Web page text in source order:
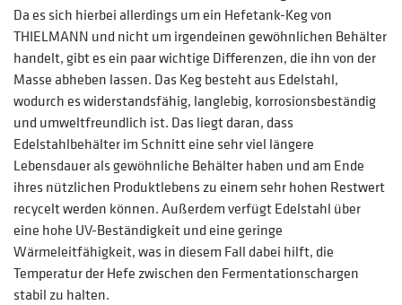
Da es sich hierbei allerdings um ein Hefetank-Keg von
THIELMANN und nicht um irgendeinen gewöhnlichen Behälter
handelt, gibt es ein paar wichtige Differenzen, die ihn von der
Masse abheben lassen. Das Keg besteht aus Edelstahl,
wodurch es widerstandsfähig, langlebig, korrosionsbeständig
und umweltfreundlich ist. Das liegt daran, dass
Edelstahlbehälter im Schnitt eine sehr viel längere
Lebensdauer als gewöhnliche Behälter haben und am Ende
ihres nützlichen Produktlebens zu einem sehr hohen Restwert
recycelt werden können. Außerdem verfügt Edelstahl über
eine hohe UV-Beständigkeit und eine geringe
Wärmeleitfähigkeit, was in diesem Fall dabei hilft, die
Temperatur der Hefe zwischen den Fermentationschargen
stabil zu halten.